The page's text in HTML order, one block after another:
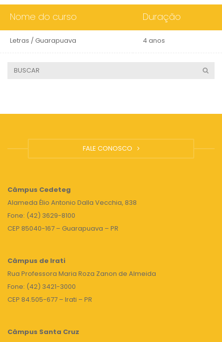
Nome do curso Duração
Letras / Guarapuava 4 anos
FALE CONOSCO
Câmpus Cedeteg
Alameda Élio Antonio Dalla Vecchia, 838
Fone: (42) 3629-8100
CEP 85040-167 – Guarapuava – PR
Câmpus de Irati
Rua Professora Maria Roza Zanon de Almeida
Fone: (42) 3421-3000
CEP 84.505-677 – Irati – PR
Câmpus Santa Cruz